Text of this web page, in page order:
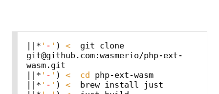
||* ' - ' ) <
  git clone
git@github.com:wasmerio/php-ext-
wasm.git
||* ' - ' ) < cd php-ext-wasm
||* ' - ' ) <
  brew install just